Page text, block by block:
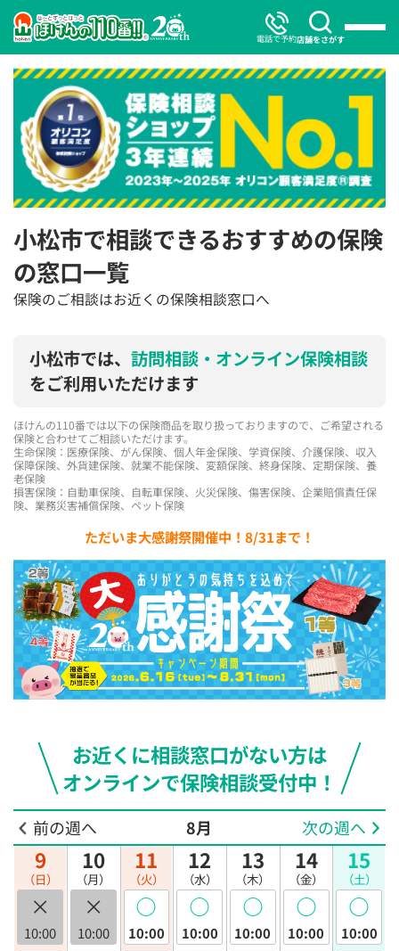
電話で予約店舗をさがす
小松市で相談できるおすすめの保険
の窓口一覧
保険のご相談はお近くの保険相談窓口へ
小松市では、訪問相談・オンライン保険相談
をご利用いただけます
ほけんの110番では以下の保険商品を取り扱っておりますので、ご希望される
保険と合わせてご相談いただけます。
生命保険：医療保険、がん保険、個人年金保険、学資保険、介護保険、収入
保障保険、外貨建保険、就業不能保険、変額保険、終身保険、定期保険、養
老保険
損害保険：自動車保険、自転車保険、火災保険、傷害保険、企業賠償責任保
険、業務災害補償保険、ペット保険
ただいま大感謝祭開催中！8/31まで！
お近くに相談窓口がない方は
オンラインで保険相談受付中！
前の週へ 8月 次の週へ
9
（日）
×
10:00
10
（月）
×
10:00
11
（火）
◯
10:00
12
（水）
◯
10:00
13
（木）
◯
10:00
14
（金）
◯
10:00
15
（土）
◯
10:00